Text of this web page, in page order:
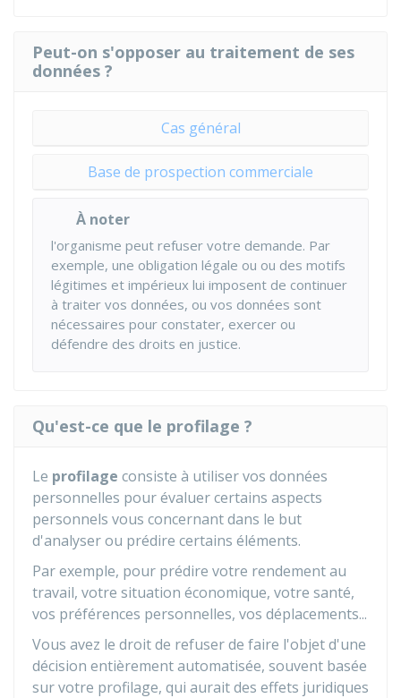
Peut-on s'opposer au traitement de ses
données ?
Cas général
Base de prospection commerciale
À noter
l'organisme peut refuser votre demande. Par
exemple, une obligation légale ou ou des motifs
légitimes et impérieux lui imposent de continuer
à traiter vos données, ou vos données sont
nécessaires pour constater, exercer ou
défendre des droits en justice.
Qu'est-ce que le profilage ?
Le profilage consiste à utiliser vos données
personnelles pour évaluer certains aspects
personnels vous concernant dans le but
d'analyser ou prédire certains éléments.
Par exemple, pour prédire votre rendement au
travail, votre situation économique, votre santé,
vos préférences personnelles, vos déplacements...
Vous avez le droit de refuser de faire l'objet d'une
décision entièrement automatisée, souvent basée
sur votre profilage, qui aurait des effets juridiques